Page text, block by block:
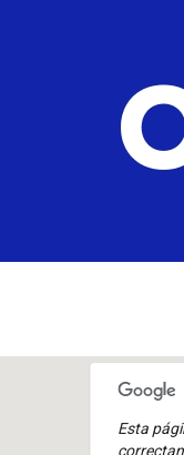
Esta